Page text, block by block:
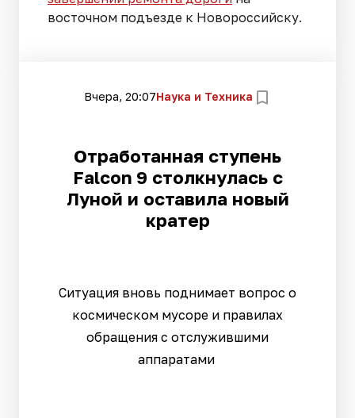
восточном подъезде к Новороссийску.
Вчера, 20:07Наука и Техника
Отработанная ступень
Falcon 9 столкнулась с
Луной и оставила новый
кратер
Ситуация вновь поднимает вопрос о
космическом мусоре и правилах
обращения с отслужившими
аппаратами